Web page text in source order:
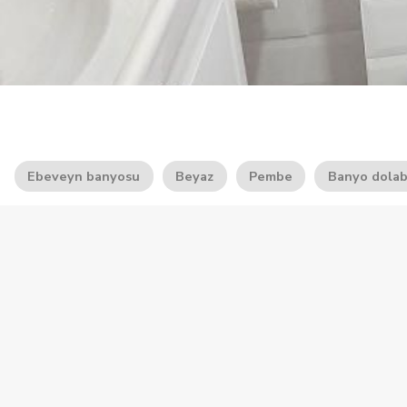
Ebeveyn banyosu Beyaz Pembe Banyo